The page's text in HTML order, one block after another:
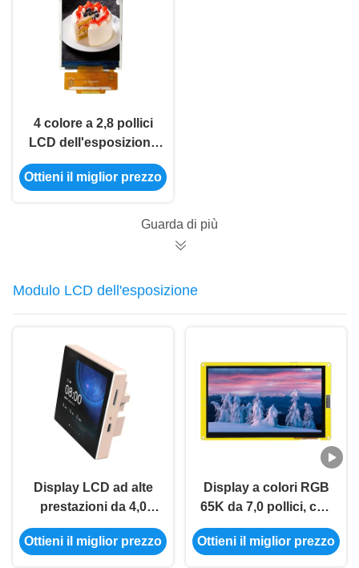
4 colore a 2,8 pollici
LCD dell'esposizione
ILI9341V 65K
dell'affissione a
dell'esposizione
Ottieni il miglior prezzo
Guarda di più
Modulo LCD dell'esposizione
Display LCD ad alte
prestazioni da 4,0
pollici con tensione di
funzionamento di 5V
Ottieni il miglior prezzo
Display a colori RGB
65K da 7,0 pollici, con
modulo di
visualizzazione a
Ottieni il miglior prezzo